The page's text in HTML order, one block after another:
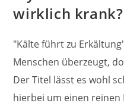
wirklich krank?
"Kälte führt zu
Menschen überzeugt,
Der Titel lässt es wohl
hierbei um einen reinen